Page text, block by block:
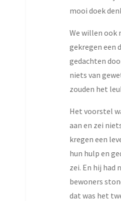
mooi doek
We willen ook
gekregen een
gedachten
niets van
zouden het
Het voorstel
aan en zei
kregen een
hun hulp en
zei. En hij had
bewoners
dat was het